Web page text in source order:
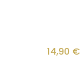
14,90 €